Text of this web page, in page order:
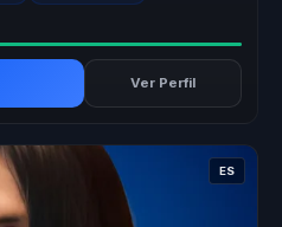
Ver Perfil
ES